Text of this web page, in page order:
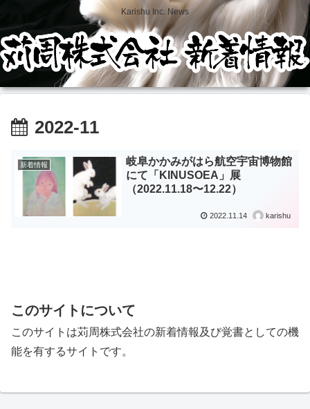
Karishu Inc. News
2022-11
新着情報
岐阜かかみがはら航空宇宙博物館
にて「KINUSOEA」展
（2022.11.18〜12.22）
2022.11.14 karishu
このサイトについて
このサイトは苅周株式会社の新着情報及び覚書としての機
能を有するサイトです。